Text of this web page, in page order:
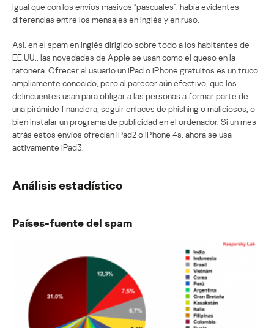
igual que con los envíos masivos “pascuales”, había evidentes
diferencias entre los mensajes en inglés y en ruso.
Así, en el spam en inglés dirigido sobre todo a los habitantes de
EE.UU., las novedades de Apple se usan como el queso en la
ratonera. Ofrecer al usuario un iPad o iPhone gratuitos es un truco
ampliamente conocido, pero al parecer aún efectivo, que los
delincuentes usan para obligar a las personas a formar parte de
una pirámide financiera, seguir enlaces de phishing o maliciosos, o
bien instalar un programa de publicidad en el ordenador. Si un mes
atrás estos envíos ofrecían iPad2 o iPhone 4s, ahora se usa
activamente iPad3.
Análisis estadístico
Países-fuente del spam